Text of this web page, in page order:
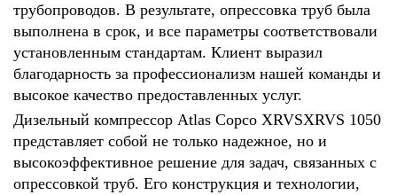
трубопроводов. В результате, опрессовка труб была
выполнена в срок, и все параметры соответствовали
установленным стандартам. Клиент выразил
благодарность за профессионализм нашей команды и
высокое качество предоставленных услуг.
Дизельный компрессор Atlas Copco XRVSXRVS 1050
представляет собой не только надежное, но и
высокоэффективное решение для задач, связанных с
опрессовкой труб. Его конструкция и технологии,